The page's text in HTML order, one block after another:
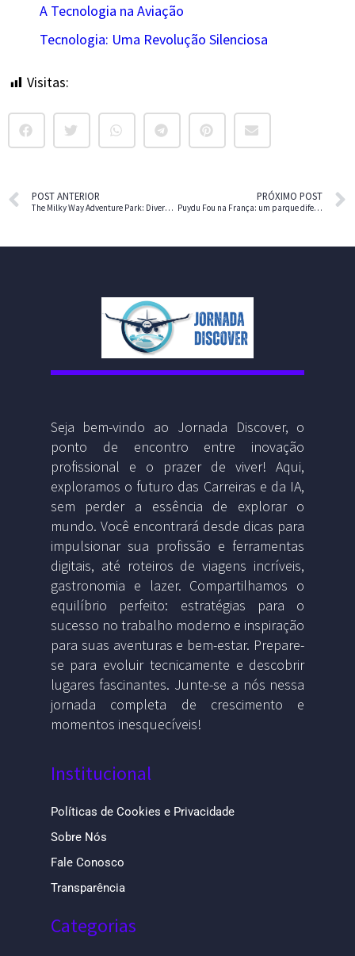
A Tecnologia na Aviação
Tecnologia: Uma Revolução Silenciosa
Visitas:
POST ANTERIOR
The Milky Way Adventure Park: Diversão no Reino Unido
PRÓXIMO POST
Puydu Fou na França: um parque diferente, temático e histórico
Seja bem-vindo ao Jornada Discover, o
ponto de encontro entre inovação
profissional e o prazer de viver! Aqui,
exploramos o futuro das Carreiras e da IA,
sem perder a essência de explorar o
mundo. Você encontrará desde dicas para
impulsionar sua profissão e ferramentas
digitais, até roteiros de viagens incríveis,
gastronomia e lazer. Compartilhamos o
equilíbrio perfeito: estratégias para o
sucesso no trabalho moderno e inspiração
para suas aventuras e bem-estar. Prepare-
se para evoluir tecnicamente e descobrir
lugares fascinantes. Junte-se a nós nessa
jornada completa de crescimento e
momentos inesquecíveis!
Institucional
Políticas de Cookies e Privacidade
Sobre Nós
Fale Conosco
Transparência
Categorias